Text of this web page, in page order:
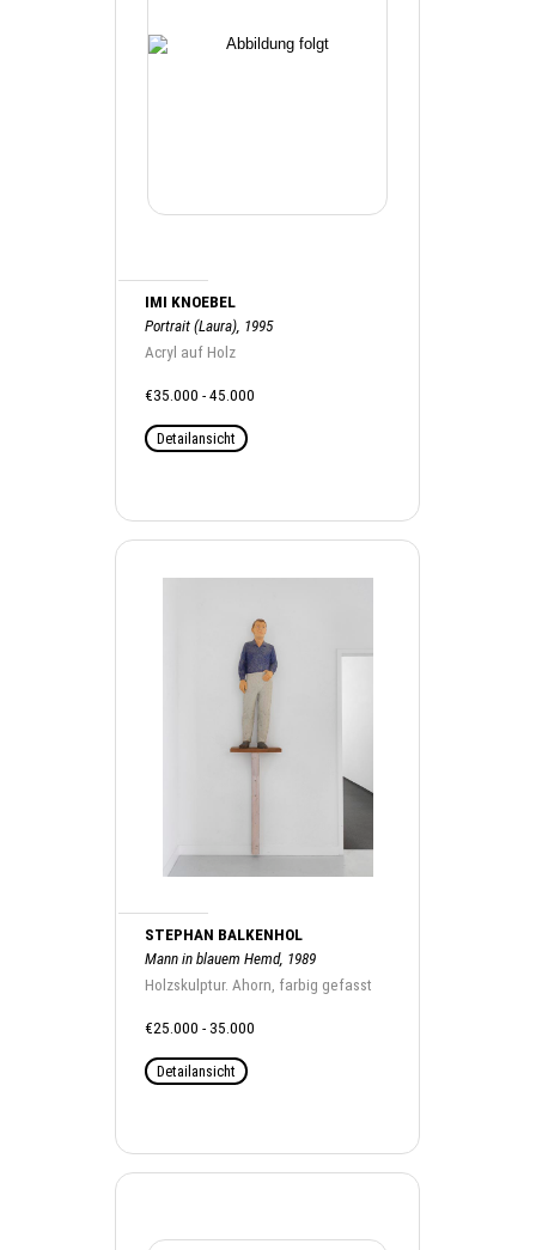
IMI KNOEBEL
Portrait (Laura), 1995
Acryl auf Holz
€35.000 - 45.000
Detailansicht
STEPHAN BALKENHOL
Mann in blauem Hemd, 1989
Holzskulptur. Ahorn, farbig gefasst
€25.000 - 35.000
Detailansicht